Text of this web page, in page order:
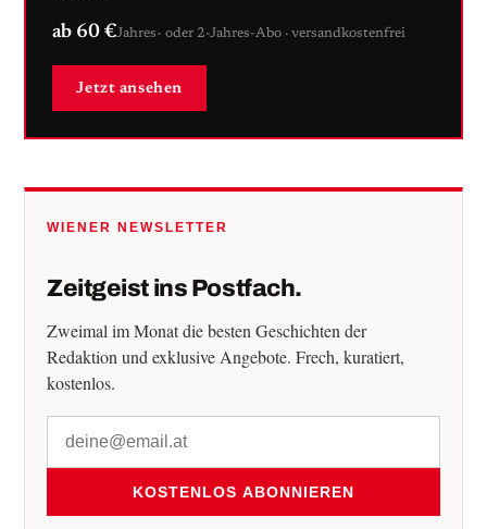
ab 60 €Jahres- oder 2-Jahres-Abo · versandkostenfrei
Jetzt ansehen
WIENER NEWSLETTER
Zeitgeist ins Postfach.
Zweimal im Monat die besten Geschichten der
Redaktion und exklusive Angebote. Frech, kuratiert,
kostenlos.
KOSTENLOS ABONNIEREN